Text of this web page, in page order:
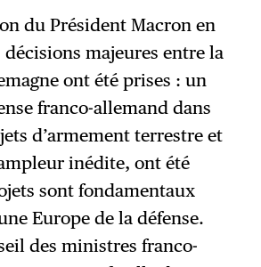
du Président Macron en
décisions majeures entre la
ont été prises : un
franco-allemand dans
d’armement terrestre et
inédite, ont été
sont fondamentaux
Europe de la défense.
des ministres franco-